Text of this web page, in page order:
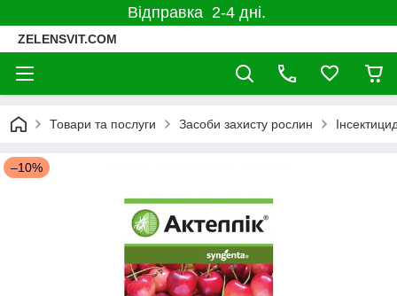
Відправка 2-4 дні.
ZELENSVIT.COM
Товари та послуги Засоби захисту рослин
–10%